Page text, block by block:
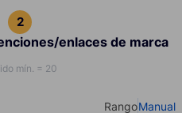
enlaces de marca
mín. = 20
RangoManual